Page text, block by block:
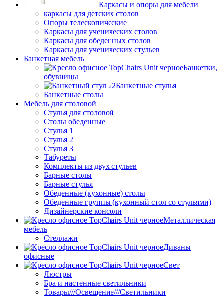
Каркасы и опоры для мебели
каркасы для детских столов
Опоры телескопические
Каркасы для ученических столов
Каркасы для обеденных столов
Каркасы для ученических стульев
Банкетная мебель
Банкетки,
обувницы
Банкетные стулья
Банкетные столы
Мебель для столовой
Стулья для столовой
Столы обеденные
Стулья 1
Стулья 2
Стулья 3
Табуреты
Комплекты из двух стульев
Барные столы
Барные стулья
Обеденные (кухонные) столы
Обеденные группы (кухонный стол со стульями)
Дизайнерские консоли
Металлическая
мебель
Стеллажи
Диваны
офисные
Свет
Люстры
Бра и настенные светильники
Товары///Освещение///Светильники